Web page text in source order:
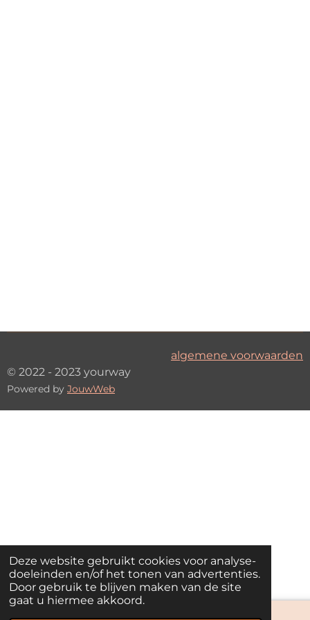
Deze website gebruikt cookies voor analyse-
doeleinden en/of het tonen van advertenties.
Door gebruik te blijven maken van de site
gaat u hiermee akkoord.
algemene voorwaarden
© 2022 - 2023 yourway
Powered by JouwWeb